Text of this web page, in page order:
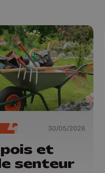
30/05/2026
et
senteur